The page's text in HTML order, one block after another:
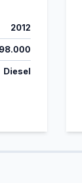
2012
Diesel